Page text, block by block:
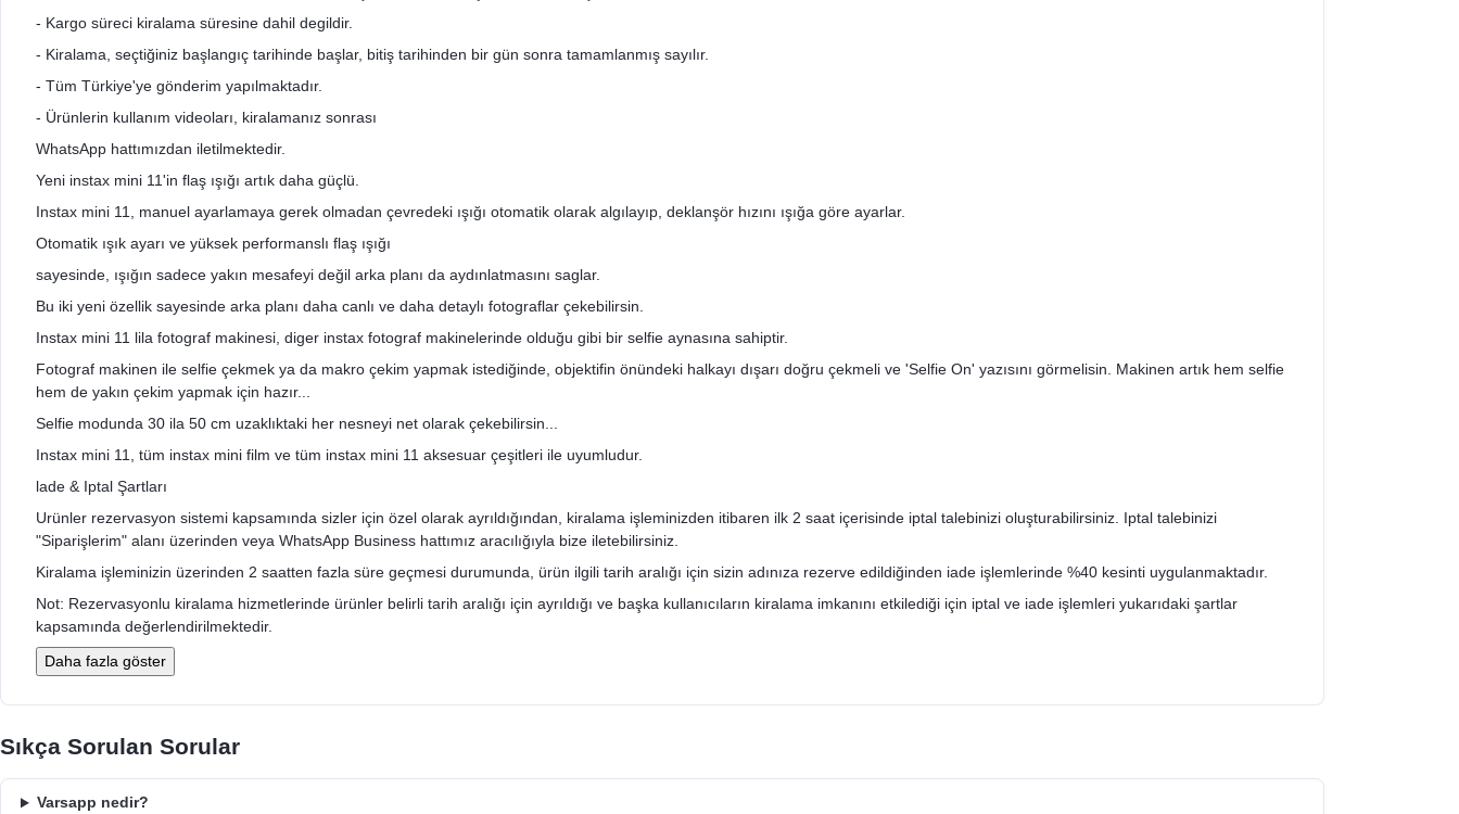
- Kargo süreci kiralama süresine dahil degildir.
- Kiralama, seçtiğiniz başlangıç tarihinde başlar, bitiş tarihinden bir gün sonra tamamlanmış sayılır.
- Tüm Türkiye'ye gönderim yapılmaktadır.
- Ürünlerin kullanım videoları, kiralamanız sonrası
WhatsApp hattımızdan iletilmektedir.
Yeni instax mini 11'in flaş ışığı artık daha güçlü.
Instax mini 11, manuel ayarlamaya gerek olmadan çevredeki ışığı otomatik olarak algılayıp, deklanşör hızını ışığa göre ayarlar.
Otomatik ışık ayarı ve yüksek performanslı flaş ışığı
sayesinde, ışığın sadece yakın mesafeyi değil arka planı da aydınlatmasını saglar.
Bu iki yeni özellik sayesinde arka planı daha canlı ve daha detaylı fotograflar çekebilirsin.
Instax mini 11 lila fotograf makinesi, diger instax fotograf makinelerinde olduğu gibi bir selfie aynasına sahiptir.
Fotograf makinen ile selfie çekmek ya da makro çekim yapmak istediğinde, objektifin önündeki halkayı dışarı doğru çekmeli ve 'Selfie On' yazısını görmelisin. Makinen artık hem selfie
hem de yakın çekim yapmak için hazır...
Selfie modunda 30 ila 50 cm uzaklıktaki her nesneyi net olarak çekebilirsin...
Instax mini 11, tüm instax mini film ve tüm instax mini 11 aksesuar çeşitleri ile uyumludur.
lade & Iptal Şartları
Urünler rezervasyon sistemi kapsamında sizler için özel olarak ayrıldığından, kiralama işleminizden itibaren ilk 2 saat içerisinde iptal talebinizi oluşturabilirsiniz. Iptal talebinizi
"Siparişlerim" alanı üzerinden veya WhatsApp Business hattımız aracılığıyla bize iletebilirsiniz.
Kiralama işleminizin üzerinden 2 saatten fazla süre geçmesi durumunda, ürün ilgili tarih aralığı için sizin adınıza rezerve edildiğinden iade işlemlerinde %40 kesinti uygulanmaktadır.
Not: Rezervasyonlu kiralama hizmetlerinde ürünler belirli tarih aralığı için ayrıldığı ve başka kullanıcıların kiralama imkanını etkilediği için iptal ve iade işlemleri yukarıdaki şartlar
kapsamında değerlendirilmektedir.
Daha fazla göster
Sıkça Sorulan Sorular
Varsapp nedir?